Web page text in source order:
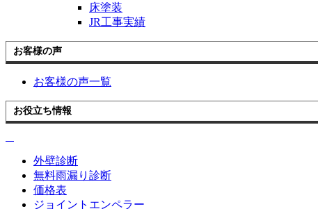
床塗装
JR工事実績
お客様の声
お客様の声一覧
お役立ち情報
外壁診断
無料雨漏り診断
価格表
ジョイントエンペラー